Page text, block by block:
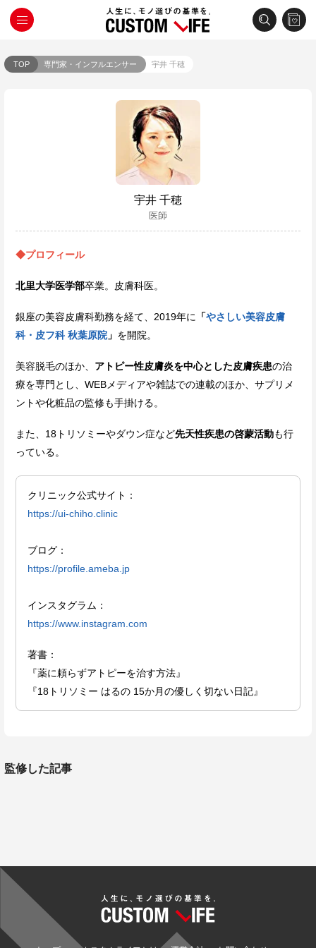
TOP 専門家・インフルエンサー 宇井 千穂
宇井 千穂
医師
◆プロフィール
北里大学医学部卒業。皮膚科医。
銀座の美容皮膚科勤務を経て、2019年に 「やさしい美容皮膚
科・皮フ科 秋葉原院 」 を開院。
美容脱毛のほか、 アトピー性皮膚炎を中心とした皮膚疾患の治
療を専門とし、WEBメディアや雑誌での連載のほか、サプリメ
ントや化粧品の監修も手掛ける。
また、18トリソミーやダウン症など先天性疾患の啓蒙活動も行
っている。
クリニック公式サイト：
https://ui-chiho.clinic
ブログ：
https://profile.ameba.jp
インスタグラム：
https://www.instagram.com
著書：
『薬に頼らずアトピーを治す方法』
『18トリソミー はるの 15か月の優しく切ない日記』
監修した記事